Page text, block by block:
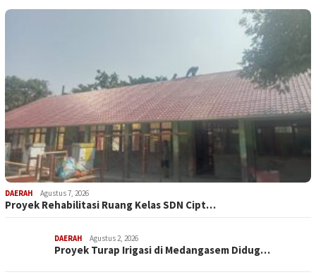
DAERAH Agustus 7, 2026
Proyek Rehabilitasi Ruang Kelas SDN Cipt…
DAERAH Agustus 2, 2026
Proyek Turap Irigasi di Medangasem Didug…